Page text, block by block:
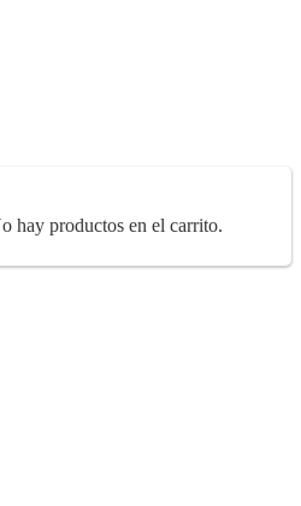
hay productos en el carrito.